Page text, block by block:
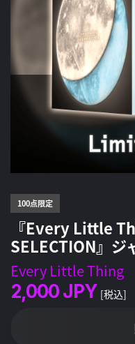
100点限定
『Every Little
SELECTION』ジ
Every Little Thing
2,000JPY [税込]